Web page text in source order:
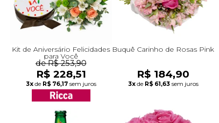
Kit de Aniversário Felicidades
para Você
de R$ 253,90
R$ 228,51
3x de R$ 76,17 sem juros
Buquê Carinho de Rosas Pink
R$ 184,90
3x de R$ 61,63 sem juros